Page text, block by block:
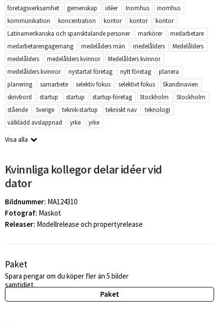
företagsverksamhet
gemenskap idéer Inomhus
inomhus
kommunikation
koncentration kontor kontor
kontor
Latinamerikanska och spansktalande personer
markörer
medarbetare
medarbetarengagemang
medelåders män medelålders
Medelålders
medelålders
medelålders kvinnor
Medelålders kvinnor
medelålders kvinnor
nystartat företag nytt företag
planera
planering
samarbete selektiv fokus selektivt fokus
Skandinavien
skrivbord
startup startup startup-företag Stockholm
Stockholm
stående
Sverige teknik-startup tekniskt nav
teknologi
välklädd avslappnad
yrke yrke
Visa alla
Kvinnliga kollegor delar idéer vid
dator
Bildnummer: MA124310
Fotograf: Maskot
Releaser: Modellrelease och propertyrelease
Paket
Spara pengar om du köper fler än 5 bilder
samtidigt.
Paket